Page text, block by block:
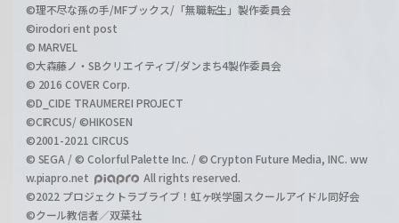
©理不尽な孫の手/MFブックス/「無職転生」製作委員会
©irodori ent post
© MARVEL
©大森藤ノ・SBクリエイティブ/ダンまち4製作委員会
© 2016 COVER Corp.
©D_CIDE TRAUMEREI PROJECT
©CIRCUS/ ©HIKOSEN
©2001-2021 CIRCUS
© SEGA / © Colorful Palette Inc. / © Crypton Future Media, INC. ww
w.piapro.net
All rights reserved.
©2022 プロジェクトラブライブ！虹ヶ咲学園スクールアイドル同好会
©クール教信者／双葉社